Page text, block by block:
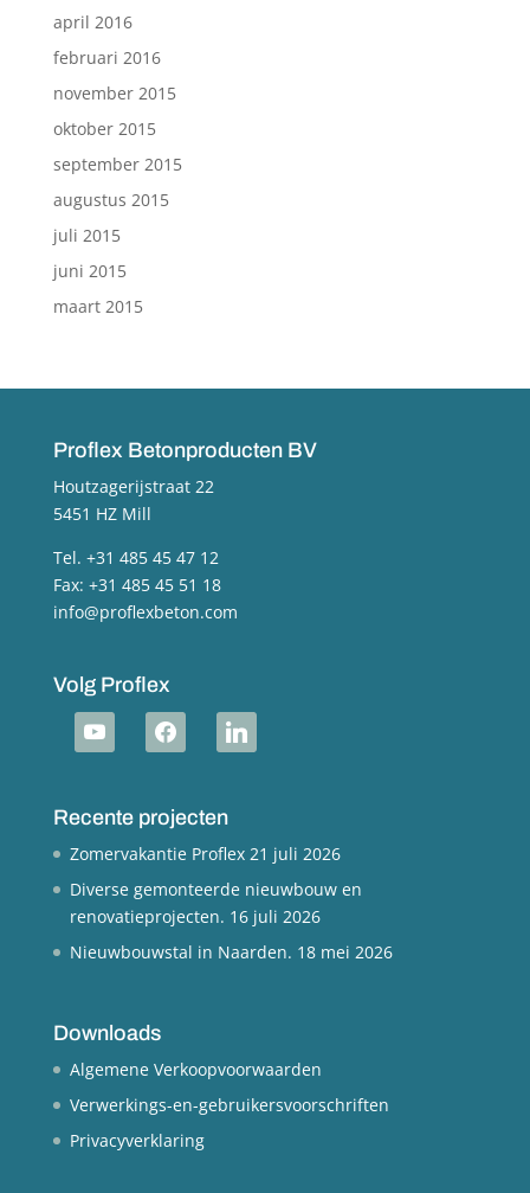
april 2016
februari 2016
november 2015
oktober 2015
september 2015
augustus 2015
juli 2015
juni 2015
maart 2015
Proflex Betonproducten BV
Houtzagerijstraat 22
5451 HZ Mill
Tel. +31 485 45 47 12
Fax: +31 485 45 51 18
info@proflexbeton.com
Volg Proflex
youtube facebook linkedin
Recente projecten
Zomervakantie Proflex 21 juli 2026
Diverse gemonteerde nieuwbouw en
renovatieprojecten. 16 juli 2026
Nieuwbouwstal in Naarden. 18 mei 2026
Downloads
Algemene Verkoopvoorwaarden
Verwerkings-en-gebruikersvoorschriften
Privacyverklaring